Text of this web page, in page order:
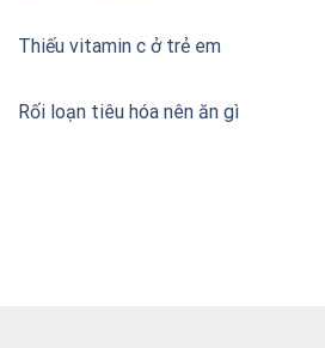
Thiếu vitamin c ở trẻ em
Rối loạn tiêu hóa nên ăn gì